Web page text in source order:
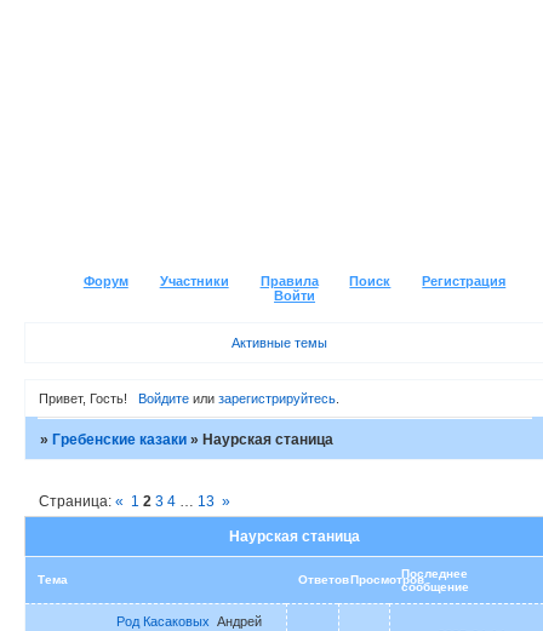
Форум Участники Правила Поиск
Регистрация
Войти
Активные темы
Привет, Гость! Войдитеили зарегистрируйтесь.
»Гребенские казаки »Наурская станица
Наурская станица
Страница:« 1 2 3 4 … 13 »
Тема ОтветовПросмотровПоследнее
сообщение
Род Касаковых Андрей